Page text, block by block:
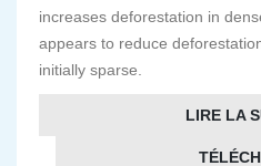
increases deforestation in
appears to reduce
initially sparse.
LIRE LA